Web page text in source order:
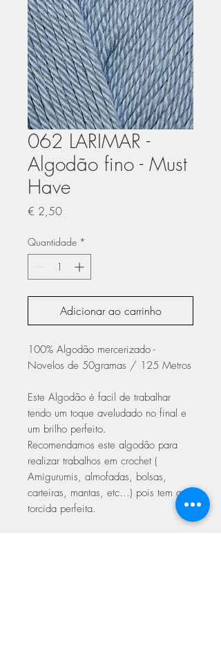
062 LARIMAR -
Algodão fino - Must
Have
€ 2,50Preço
Quantidade *
Adicionar ao carrinho
100% Algodão mercerizado -
Novelos de 50gramas / 125 Metros
Este Algodão é facil de trabalhar
tendo um toque aveludado no final e
um brilho perfeito.
Recomendamos este algodão para
realizar trabalhos em crochet (
Amigurumis, almofadas, bolsas,
carteiras, mantas, etc...) pois tem a
torcida perfeita.